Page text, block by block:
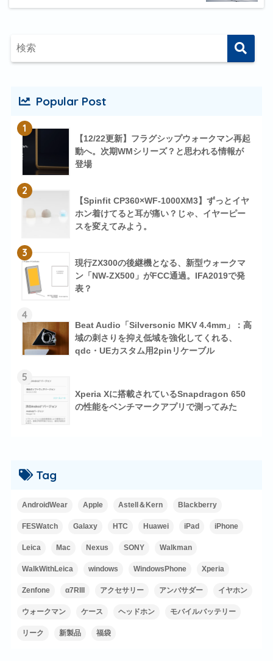
Popular Post
1
【12/22更新】フラグシップウォークマン再起
動へ。次期WMシリーズ？と思われる情報が
登場
2
【Spinfit CP360×WF-1000XM3】ずっとイヤ
ホン着けてると耳が痛い？じゃ、イヤーピー
スを変えてみよう。
3
現行ZX300の後継機となる、新型ウォークマ
ン「NW-ZX500」がFCC通過。IFA2019で発
表？
4
Beat Audio「Silversonic MKV 4.4mm」：高
域の刺さりを抑え低域を強化してくれる、
qdc・UEカスタム用2pinリケーブル
5
Xperia Xに搭載されているSnapdragon 650
の性能をベンチマークアプリで測ってみた
Tag
AndroidWear Apple Astell＆Kern Blackberry
FESWatch Galaxy HTC Huawei iPad iPhone
Leica Mac Nexus SONY Walkman
WalkWithLeica windows WindowsPhone Xperia
Zenfone α7RIII アクセサリー アンバサダー イヤホン
ウォークマン ケース ヘッドホン モバイルバッテリー
リーク 新製品 福袋